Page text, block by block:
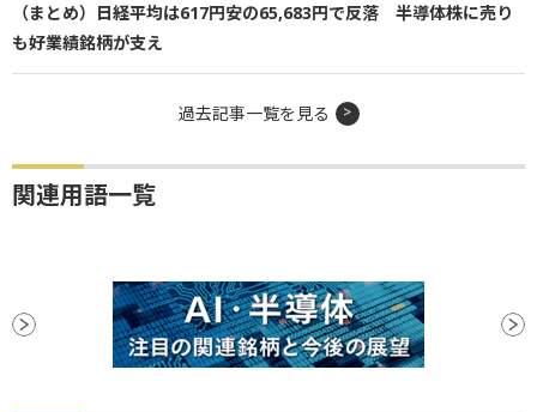
（まとめ）日経平均は617円安の65,683円で反落 半導体株に売り
も好業績銘柄が支え
過去記事一覧を見る
関連用語一覧